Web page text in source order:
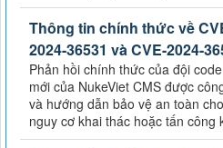
Thông tin chính thức về
2024-36531 và CVE-2024-
Phản hồi chính thức của đội
mới của NukeViet CMS được
và hướng dẫn bảo vệ an toàn
nguy cơ khai thác hoặc tấn công